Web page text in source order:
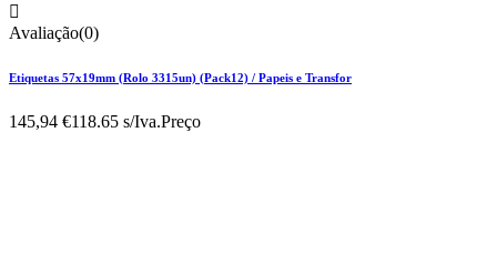

Avaliação(0)
Etiquetas 57x19mm (Rolo 3315un) (Pack12) / Papeis e Transfor
145,94 €118.65 s/Iva.Preço